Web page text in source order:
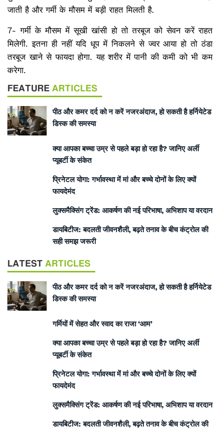
जाती है और गर्मी के मौसम में बड़ी राहत मिलती है.
7- गर्मी के मौसम में सूखी खांसी हो तो तरबूज को सेवन करें राहत
मिलेगी. इतना ही नहीं यदि धूप में निकलने से ज्वर आया हो तो ठंडा
तरबूज खाने से फायदा होगा. यह शरीर में पानी की कमी को भी कम
करेगा.
FEATURE ARTICLES
पीठ और कमर दर्द को न करें नजरअंदाज, हो सकती है हर्नियेटेड
डिस्क की समस्या
क्या आपका बच्चा उम्र से पहले बड़ा हो रहा है? जानिए अर्ली
प्यूबर्टी के संकेत
प्रिनेटल योगा: गर्भावस्था में मां और बच्चे दोनों के लिए क्यों
फायदेमंद
लुक्समैक्सिंग ट्रेंड: आकर्षण की नई परिभाषा, अभिशाप या वरदान
डायबिटीज: बदलती जीवनशैली, बढ़ते तनाव के बीच कंट्रोल की
सही समझ जरूरी
LATEST ARTICLES
पीठ और कमर दर्द को न करें नजरअंदाज, हो सकती है हर्नियेटेड
डिस्क की समस्या
गर्मियों में सेहत और स्वाद का राजा ‘आम’
क्या आपका बच्चा उम्र से पहले बड़ा हो रहा है? जानिए अर्ली
प्यूबर्टी के संकेत
प्रिनेटल योगा: गर्भावस्था में मां और बच्चे दोनों के लिए क्यों
फायदेमंद
लुक्समैक्सिंग ट्रेंड: आकर्षण की नई परिभाषा, अभिशाप या वरदान
डायबिटीज: बदलती जीवनशैली, बढ़ते तनाव के बीच कंट्रोल की